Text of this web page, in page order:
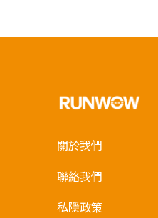
關於我們
聯絡我們
私隱政策